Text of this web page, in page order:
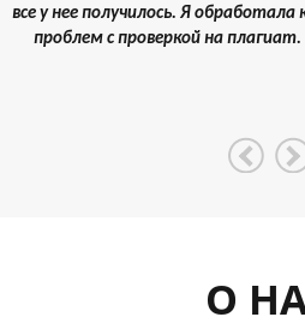
все у нее получилось. Я
проблем с проверкой на
О